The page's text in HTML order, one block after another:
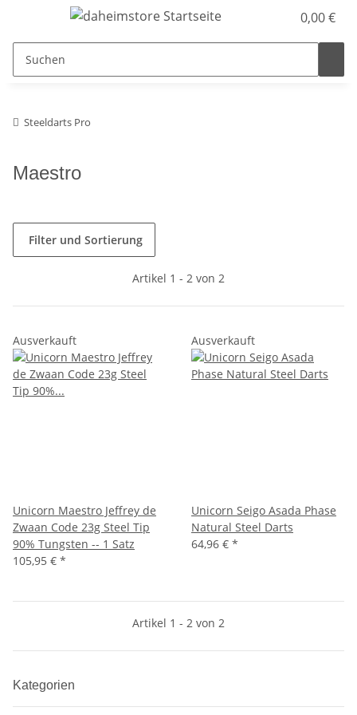
0,00 €
Steeldarts Pro
Maestro
Filter und Sortierung
Artikel 1 - 2 von 2
Ausverkauft
Unicorn Maestro Jeffrey de
Zwaan Code 23g Steel Tip
90% Tungsten -- 1 Satz
105,95 € *
Ausverkauft
Unicorn Seigo Asada Phase
Natural Steel Darts
64,96 € *
Artikel 1 - 2 von 2
Kategorien